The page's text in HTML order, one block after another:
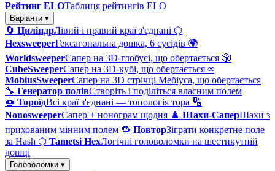
Рейтинг ELOТаблиця рейтингів ELO
Варіанти ▾
🔄 ЦиліндрЛівий і правий краї з'єднані ⬡
HexsweeperГексагональна дошка, 6 сусідів 🌍
WorldsweeperСапер на 3D-глобусі, що обертається 🎲
CubeSweeperСапер на 3D-кубі, що обертається ∞
MobiusSweeperСапер на 3D стрічці Мебіуса, що обертається
🔧 Генератор полівСтворіть і поділіться власним полем
🍩 ТороїдВсі краї з'єднані — топологія тора 🔢
NonosweeperСапер + нонограм щодня ♟️ Шахи-СаперШахи з
прихованим мінним полем 🔁 ПовторЗіграти конкретне поле
за Hash ⬡ Tametsi HexЛогічні головоломки на шестикутній
дошці
Головоломки ▾